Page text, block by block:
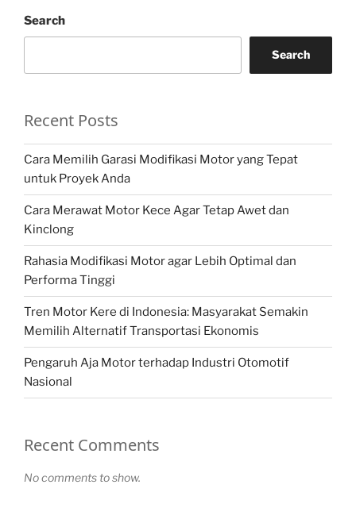
Search
Search
Recent Posts
Cara Memilih Garasi Modifikasi Motor yang Tepat
untuk Proyek Anda
Cara Merawat Motor Kece Agar Tetap Awet dan
Kinclong
Rahasia Modifikasi Motor agar Lebih Optimal dan
Performa Tinggi
Tren Motor Kere di Indonesia: Masyarakat Semakin
Memilih Alternatif Transportasi Ekonomis
Pengaruh Aja Motor terhadap Industri Otomotif
Nasional
Recent Comments
No comments to show.